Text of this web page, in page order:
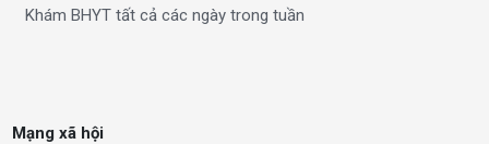
Khám BHYT tất cả các ngày trong tuần
Mạng xã hội